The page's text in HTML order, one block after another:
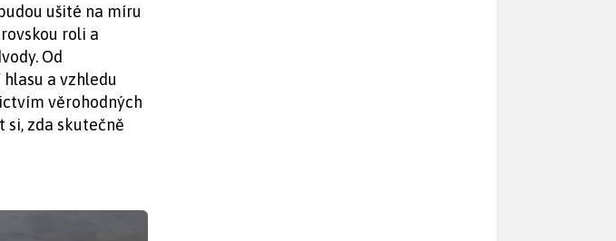
ušité na míru
roli a
Od
a vzhledu
věrohodných
si, zda skutečně